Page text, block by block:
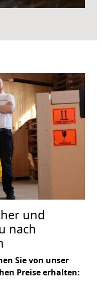
und
nach
Sie von unser
Preise erhalten: